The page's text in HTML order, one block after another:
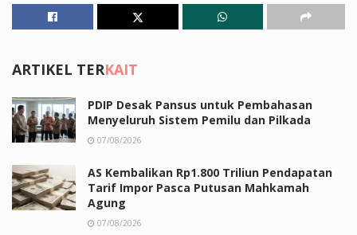
ARTIKEL TERKAIT
PDIP Desak Pansus untuk Pembahasan
Menyeluruh Sistem Pemilu dan Pilkada
07/08/2026
AS Kembalikan Rp1.800 Triliun Pendapatan
Tarif Impor Pasca Putusan Mahkamah
Agung
07/08/2026